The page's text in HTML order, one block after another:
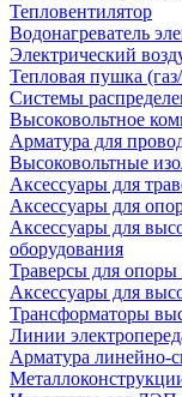
Тепловентилятор
Водонагреватель
Электрический
Тепловая пушка
Системы
Высоковольтное
Арматура для
Высоковольтные
Аксессуары для
Аксессуары для
Аксессуары для
оборудования
Траверсы для опоры
Аксессуары для
Трансформаторы
Линии
Арматура линейно-